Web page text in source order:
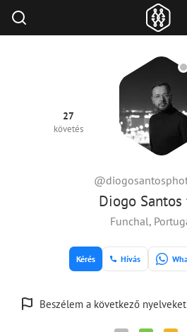
Diogo
27
követés
Funchal,
Kérés Hívás
Beszélem a következő